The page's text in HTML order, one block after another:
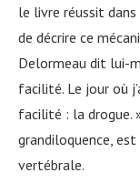
le livre réussit dans
de décrire ce
Delormeau dit lui-
facilité. Le jour où
facilité : la drogue.
grandiloquence,
vertébrale.